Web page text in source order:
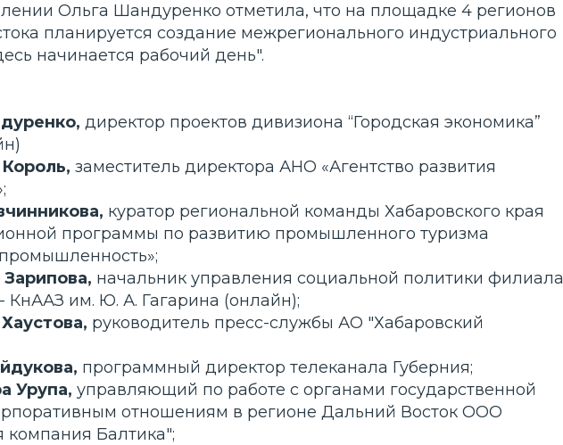
Ольга Шандуренко отметила, что на площадке 4 регионов
планируется создание межрегионального индустриального
начинается рабочий день".
директор проектов дивизиона “Городская экономика”
заместитель директора АНО «Агентство развития
куратор региональной команды Хабаровского края
программы по развитию промышленного туризма
начальник управления социальной политики филиала
им. Ю. А. Гагарина (онлайн);
руководитель пресс-службы АО "Хабаровский
программный директор телеканала Губерния;
Урупа, управляющий по работе с органами государственной
отношениям в регионе Дальний Восток ООО
компания Балтика";